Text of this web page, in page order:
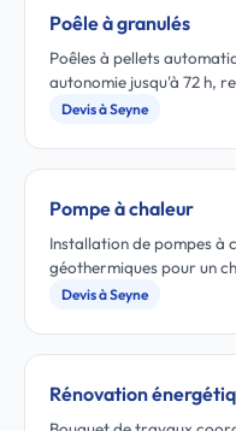
Poêle à granulés
Poêles à pellets
autonomie jusqu'à 72 h,
Devis à Seyne
Pompe à chaleur
Installation de pompes à
géothermiques pour un
Devis à Seyne
Rénovation